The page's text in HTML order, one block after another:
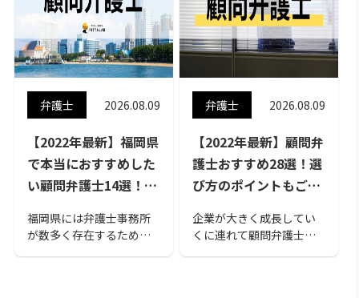
弁護士 2026.08.09
【2022年最新】福岡県
で本当におすすめした
い顧問弁護士14選！選
福岡県には弁護士事務所
が数多く存在するため、
弁護士 2026.08.09
【2022年最新】顧問弁
護士おすすめ28選！選
び方のポイントもご紹
企業が大きく成長してい
くに連れて顧問弁護士を